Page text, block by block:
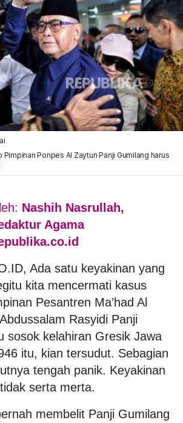
Ponpes Al Zaytun Panji Gumilang harus
Nashih Nasrullah,
Agama
Ada satu keyakinan yang
kita mencermati kasus
Pesantren Ma’had Al
Rasyidi Panji
sosok kelahiran Gresik Jawa
itu, kian tersudut. Sebagian
tengah panik. Keyakinan
serta merta.
membelit Panji Gumilang